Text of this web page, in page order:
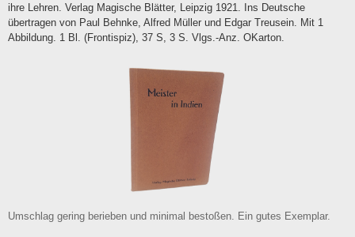
Terms
ihre Lehren. Verlag Magische Blätter, Leipzig 1921. Ins Deutsche
übertragen von Paul Behnke, Alfred Müller und Edgar Treusein. Mit 1
Abbildung. 1 Bl. (Frontispiz), 37 S, 3 S. Vlgs.-Anz. OKarton.
Umschlag gering berieben und minimal bestoßen. Ein gutes Exemplar.